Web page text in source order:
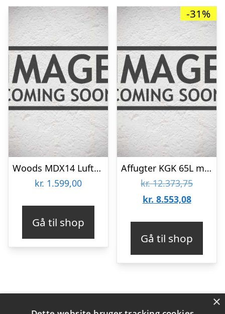
Woods MDX14 Luftfugter / Affugter
kr. 1.599,00
Gå til shop
-31%
Affugter KGK 65L med Toshiba kompressor
kr.12.373,75Den
kr. 8.553,08Den
kr.
Gå til shop
Varekategorier
×